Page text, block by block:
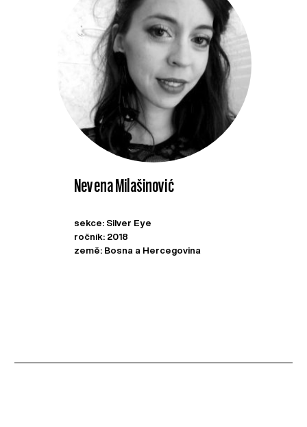
Nevena Milašinović
sekce: Silver Eye
ročník: 2018
země: Bosna a Hercegovina